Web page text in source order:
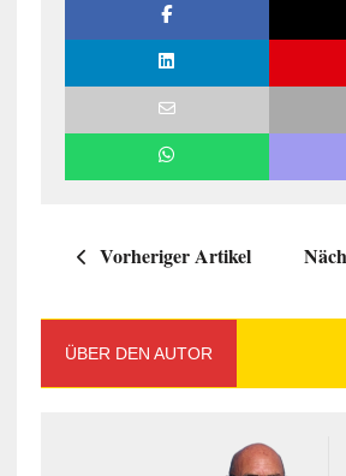
Vorheriger Artikel
ÜBER DEN AUTOR